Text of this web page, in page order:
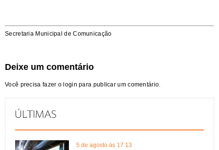
Secretaria Municipal de Comunicação
Deixe um comentário
Você precisa fazer o login para publicar um comentário.
5 de agosto às 17:13